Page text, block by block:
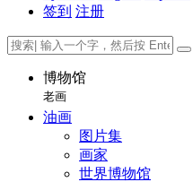
签到 注册
博物馆
老画
油画
图片集
画家
世界博物馆